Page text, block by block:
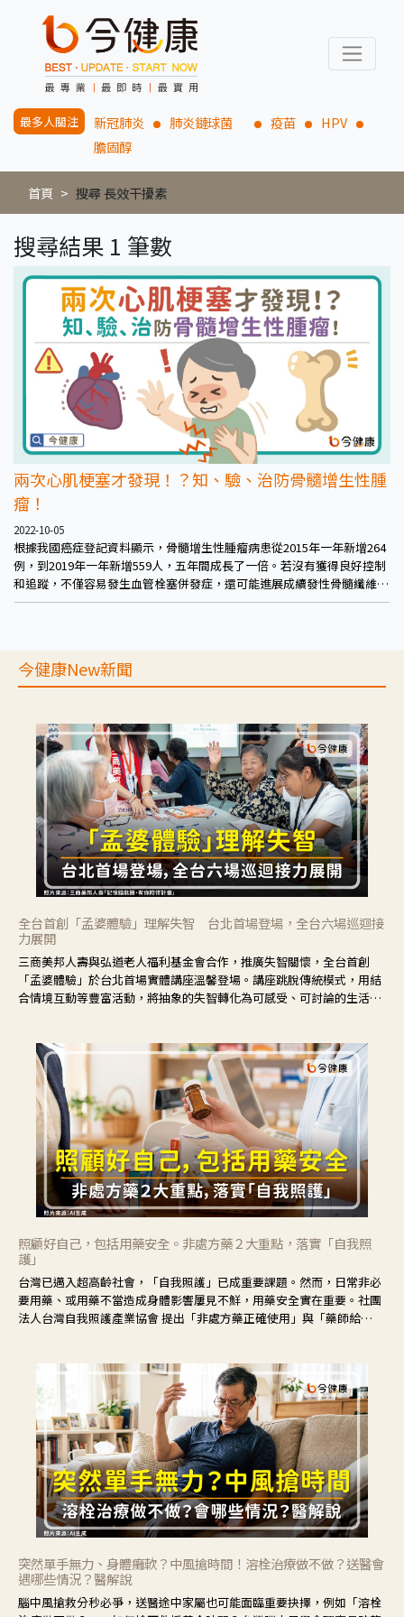
最多人關注 新冠肺炎 肺炎鏈球菌 疫苗
HPV
膽固醇
首頁 搜尋 長效干擾素
搜尋結果 1 筆數
兩次心肌梗塞才發現！？知、驗、治防骨髓增生性腫
瘤！
2022-10-05
根據我國癌症登記資料顯示，骨髓增生性腫瘤病患從2015年一年新增264
例，到2019年一年新增559人，五年間成長了一倍。若沒有獲得良好控制
和追蹤，不僅容易發生血管栓塞併發症，還可能進展成續發性骨髓纖維化
與急性血癌！
今健康New新聞
全台首創「孟婆體驗」理解失智 台北首場登場，全台六場巡迴接
力展開
三商美邦人壽與弘道老人福利基金會合作，推廣失智關懷，全台首創
「孟婆體驗」於台北首場實體講座溫馨登場。講座跳脫傳統模式，用結
合情境互動等豐富活動，將抽象的失智轉化為可感受、可討論的生活情
照顧好自己，包括用藥安全。非處方藥２大重點，落實「自我照
護」
台灣已邁入超高齡社會，「自我照護」已成重要課題。然而，日常非必
要用藥、或用藥不當造成身體影響屢見不鮮，用藥安全實在重要。社團
法人台灣自我照護產業協會 提出「非處方藥正確使用」與「藥師給
突然單手無力、身體癱軟？中風搶時間！溶栓治療做不做？送醫會
遇哪些情況？醫解說
腦中風搶救分秒必爭，送醫途中家屬也可能面臨重要抉擇，例如「溶栓